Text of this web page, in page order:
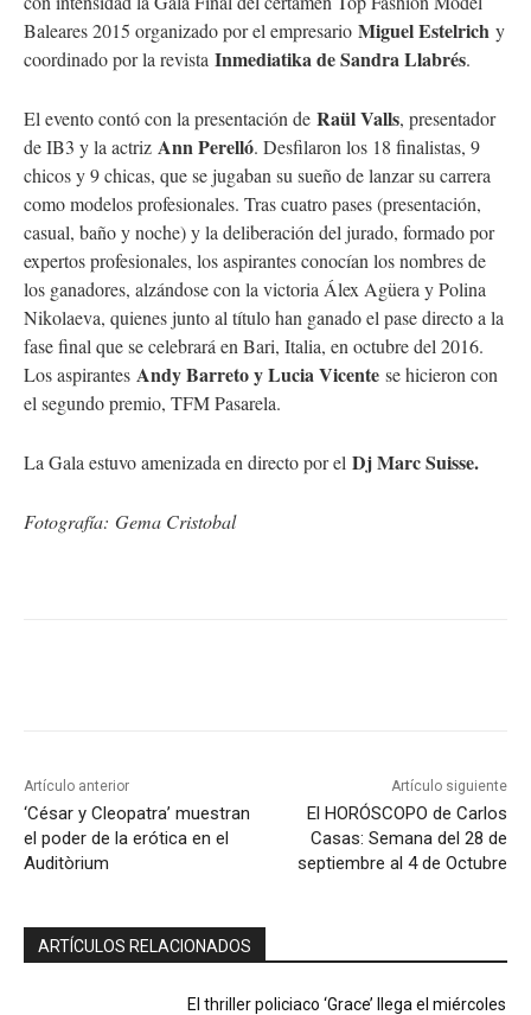
Baleares 2015 organizado por el empresario Miguel Estelrich y
coordinado por la revista Inmediatika de Sandra Llabrés.
El evento contó con la presentación de Raül Valls, presentador
de IB3 y la actriz Ann Perelló. Desfilaron los 18 finalistas, 9
chicos y 9 chicas, que se jugaban su sueño de lanzar su carrera
como modelos profesionales. Tras cuatro pases (presentación,
casual, baño y noche) y la deliberación del jurado, formado por
expertos profesionales, los aspirantes conocían los nombres de
los ganadores, alzándose con la victoria Álex Agüera y Polina
Nikolaeva, quienes junto al título han ganado el pase directo a la
fase final que se celebrará en Bari, Italia, en octubre del 2016.
Los aspirantes Andy Barreto y Lucia Vicente se hicieron con
el segundo premio, TFM Pasarela.
La Gala estuvo amenizada en directo por el Dj Marc Suisse.
Fotografía: Gema Cristobal
Artículo anterior
‘César y Cleopatra’ muestran
el poder de la erótica en el
Auditòrium
Artículo siguiente
El HORÓSCOPO de Carlos
Casas: Semana del 28 de
septiembre al 4 de Octubre
ARTÍCULOS RELACIONADOS
El thriller policiaco ‘Grace’ llega el miércoles